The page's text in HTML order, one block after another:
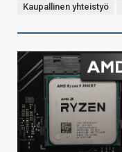
Kaupallinen yhteistyö